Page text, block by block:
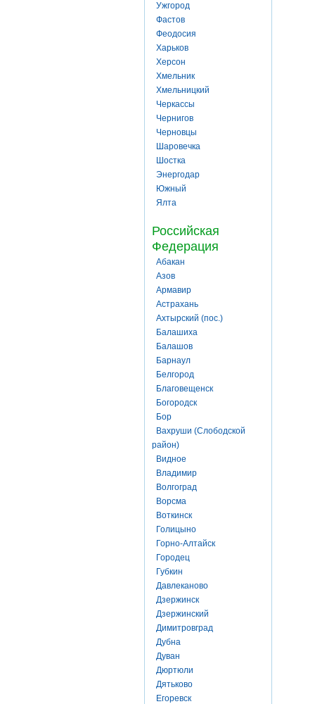
Ужгород
Фастов
Феодосия
Харьков
Херсон
Хмельник
Хмельницкий
Черкассы
Чернигов
Черновцы
Шаровечка
Шостка
Энергодар
Южный
Ялта
Российская
Федерация
Абакан
Азов
Армавир
Астрахань
Ахтырский (пос.)
Балашиха
Балашов
Барнаул
Белгород
Благовещенск
Богородск
Бор
Вахруши (Слободской
район)
Видное
Владимир
Волгоград
Ворсма
Воткинск
Голицыно
Горно-Алтайск
Городец
Губкин
Давлеканово
Дзержинск
Дзержинский
Димитровград
Дубна
Дуван
Дюртюли
Дятьково
Егоревск